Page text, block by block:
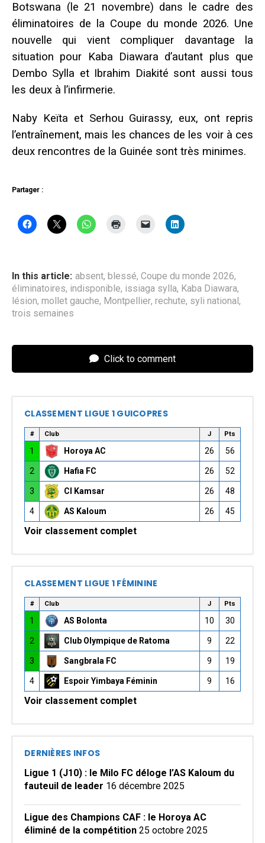
Botswana (le 21 novembre) dans le cadre des
éliminatoires de la Coupe du monde 2026. Une
nouvelle qui vient compliquer davantage la
situation pour Kaba Diawara d’autant plus que
Dembo Sylla et Ibrahim Diakité sont aussi tous
les deux à l’infirmerie.
Naby Keïta et Serhou Guirassy, eux, ont repris
l’entraînement, mais les chances de les voir à ces
deux rencontres de la Guinée sont très minimes.
Partager :
In this article: absent, blessé, Coupe du monde 2026,
éliminatoires, indisponible, issiaga sylla, Kaba Diawara,
lésion, mollet gauche, Montpellier, rechute, syli national ,
trois semaines
Click to comment
CLASSEMENT LIGUE 1 GUICOPRES
# Club J Pts
1 Horoya AC 26 56
2 Hafia FC 26 52
3 CI Kamsar 26 48
4 AS Kaloum 26 45
Voir classement complet
CLASSEMENT LIGUE 1 FÉMININE
# Club J Pts
1 AS Bolonta 10 30
2 Club Olympique de Ratoma 9 22
3 Sangbrala FC 9 19
4 Espoir Yimbaya Féminin 9 16
Voir classement complet
DERNIÈRES INFOS
Ligue 1 (J10) : le Milo FC déloge l’AS Kaloum du
fauteuil de leader 16 décembre 2025
Ligue des Champions CAF : le Horoya AC
éliminé de la compétition 25 octobre 2025